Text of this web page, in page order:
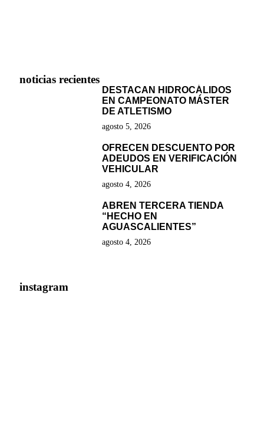
noticias recientes
DESTACAN HIDROCÁLIDOS
EN CAMPEONATO MÁSTER
DE ATLETISMO
agosto 5, 2026
OFRECEN DESCUENTO POR
ADEUDOS EN VERIFICACIÓN
VEHICULAR
agosto 4, 2026
ABREN TERCERA TIENDA
“HECHO EN
AGUASCALIENTES”
agosto 4, 2026
instagram